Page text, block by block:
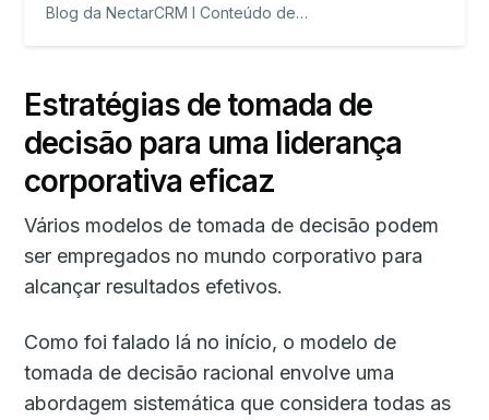
Blog da NectarCRM I Conteúdo de valor para equipes de vendas!
Estratégias de tomada de
decisão para uma liderança
corporativa eficaz
Vários modelos de tomada de decisão podem
ser empregados no mundo corporativo para
alcançar resultados efetivos.
Como foi falado lá no início, o modelo de
tomada de decisão racional envolve uma
abordagem sistemática que considera todas as